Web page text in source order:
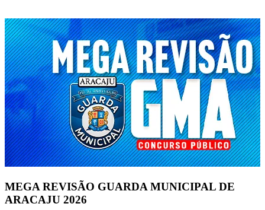
MEGA REVISÃO GUARDA MUNICIPAL DE
ARACAJU 2026